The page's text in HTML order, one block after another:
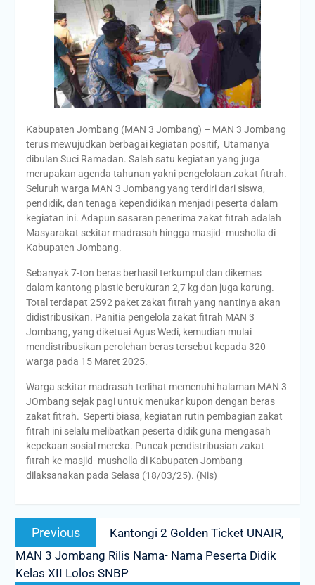
Kabupaten Jombang (MAN 3 Jombang) – MAN 3 Jombang
terus mewujudkan berbagai kegiatan positif, Utamanya
dibulan Suci Ramadan. Salah satu kegiatan yang juga
merupakan agenda tahunan yakni pengelolaan zakat fitrah.
Seluruh warga MAN 3 Jombang yang terdiri dari siswa,
pendidik, dan tenaga kependidikan menjadi peserta dalam
kegiatan ini. Adapun sasaran penerima zakat fitrah adalah
Masyarakat sekitar madrasah hingga masjid- musholla di
Kabupaten Jombang.
Sebanyak 7-ton beras berhasil terkumpul dan dikemas
dalam kantong plastic berukuran 2,7 kg dan juga karung.
Total terdapat 2592 paket zakat fitrah yang nantinya akan
didistribusikan. Panitia pengelola zakat fitrah MAN 3
Jombang, yang diketuai Agus Wedi, kemudian mulai
mendistribusikan perolehan beras tersebut kepada 320
warga pada 15 Maret 2025.
Warga sekitar madrasah terlihat memenuhi halaman MAN 3
JOmbang sejak pagi untuk menukar kupon dengan beras
zakat fitrah. Seperti biasa, kegiatan rutin pembagian zakat
fitrah ini selalu melibatkan peserta didik guna mengasah
kepekaan sosial mereka. Puncak pendistribusian zakat
fitrah ke masjid- musholla di Kabupaten Jombang
dilaksanakan pada Selasa (18/03/25). (Nis)
Post
navigation
Previous
post:
Kantongi 2 Golden Ticket UNAIR,
MAN 3 Jombang Rilis Nama- Nama Peserta Didik
Kelas XII Lolos SNBP